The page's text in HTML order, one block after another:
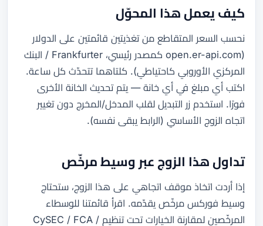
كيف يعمل هذا المحوّل
نحسب السعر المتقاطع من تغذيتين قائمتين على الدولار
(open.er-api.com كمصدر رئيسي، Frankfurter / البنك
المركزي الأوروبي كاحتياطي). كلتاهما تتحدّث كل ساعة.
اكتب أي مبلغ في أي خانة — يتم تحديث الخانة الأخرى
فورًا. استخدم زر التبديل لقلب المدخل/المخرج دون تغيير
اتجاه الزوج الأساسي (الرابط يبقى نفسه).
تداول هذا الزوج عبر وسيط مرخّص
إذا أردت اتخاذ موقف اتجاهي على هذا الزوج، ستحتاج
وسيط فوركس مرخّص يقدّمه. اقرأ قائمتنا للوسطاء
المرخّصين لمقارنة الخيارات تحت تنظيم CySEC / FCA /